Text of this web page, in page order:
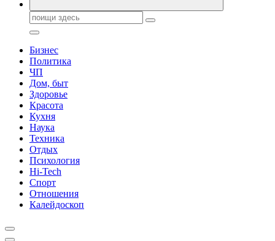
Поиск:
Бизнес
Политика
ЧП
Дом, быт
Здоровье
Красота
Кухня
Наука
Техника
Отдых
Психология
Hi-Tech
Спорт
Отношения
Калейдоскоп